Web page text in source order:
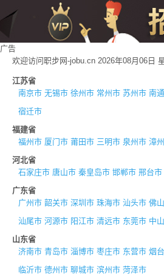
广告
欢迎访问职步网-jobu.cn 2026年08月06日
江苏省
南京市 无锡市 徐州市 常州市 苏州市 南
宿迁市
福建省
福州市 厦门市 莆田市 三明市 泉州市 漳
河北省
石家庄市 唐山市 秦皇岛市 邯郸市 邢台市
广东省
广州市 韶关市 深圳市 珠海市 汕头市 佛
汕尾市 河源市 阳江市 清远市 东莞市 中
山东省
济南市 青岛市 淄博市 枣庄市 东营市 烟
临沂市 德州市 聊城市 滨州市 菏泽市